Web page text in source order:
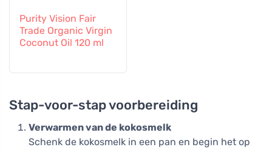
Purity Vision Fair
Trade Organic Virgin
Coconut Oil 120 ml
Stap-voor-stap voorbereiding
Verwarmen van de kokosmelk
Schenk de kokosmelk in een pan en begin het op